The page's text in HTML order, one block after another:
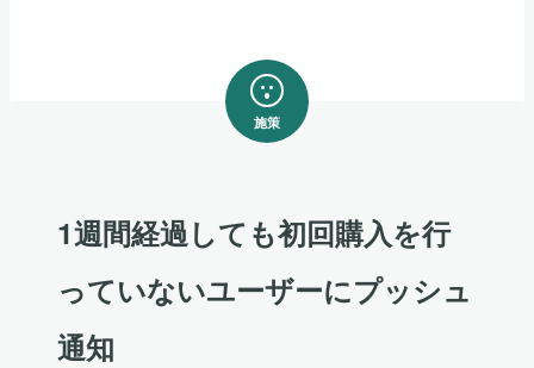
施策
1週間経過しても初回購入を行
っていないユーザーにプッシュ
通知